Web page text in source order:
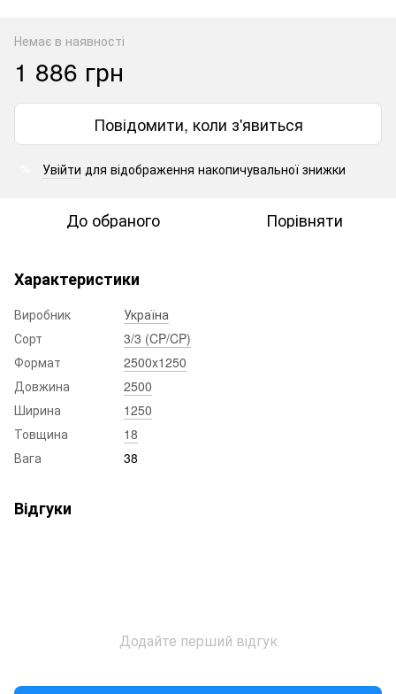
Немає в наявності
1 886 грн
Повідомити, коли з'явиться
Увійти для відображення накопичувальної знижки
До обраного Порівняти
Характеристики
Виробник
Україна
Сорт
3/3 (CP/CP)
Формат
2500x1250
Довжина
2500
Ширина
1250
Товщина
18
Вага
38
Відгуки
Додайте перший відгук